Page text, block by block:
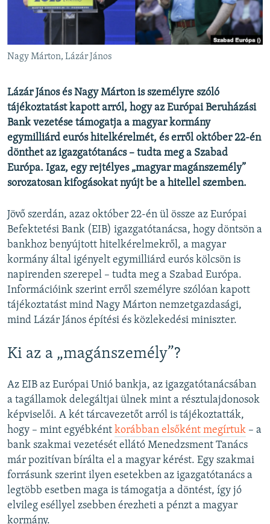
KLÍMAVÁLTOZÁS
A MÚLT TANULSÁGAI
Valamennyi RFE/RL weboldal
Nagy Márton, Lázár János
Lázár János és Nagy Márton is személyre szóló
tájékoztatást kapott arról, hogy az Európai Beruházási
Bank vezetése támogatja a magyar kormány
egymilliárd eurós hitelkérelmét, és erről október 22-én
dönthet az igazgatótanács – tudta meg a Szabad
Európa. Igaz, egy rejtélyes „magyar magánszemély”
sorozatosan kifogásokat nyújt be a hitellel szemben.
Jövő szerdán, azaz október 22-én ül össze az Európai
Befektetési Bank (EIB) igazgatótanácsa, hogy döntsön a
bankhoz benyújtott hitelkérelmekről, a magyar
kormány által igényelt egymilliárd eurós kölcsön is
napirenden szerepel – tudta meg a Szabad Európa.
Információink szerint erről személyre szólóan kapott
tájékoztatást mind Nagy Márton nemzetgazdasági,
mind Lázár János építési és közlekedési miniszter.
Ki az a „magánszemély”?
Az EIB az Európai Unió bankja, az igazgatótanácsában
a tagállamok delegáltjai ülnek mint a résztulajdonosok
képviselői. A két tárcavezetőt arról is tájékoztatták,
hogy – mint egyébként korábban elsőként megírtuk – a
bank szakmai vezetését ellátó Menedzsment Tanács
már pozitívan bírálta el a magyar kérést. Egy szakmai
forrásunk szerint ilyen esetekben az igazgatótanács a
legtöbb esetben maga is támogatja a döntést, így jó
elvileg eséllyel zsebben érezheti a pénzt a magyar
kormány.